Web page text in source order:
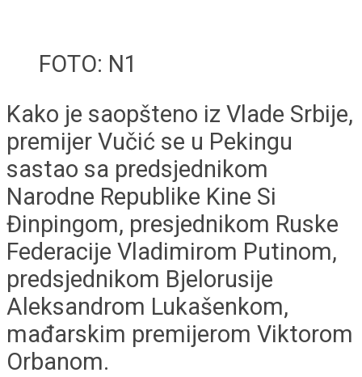
FOTO: N1
Kako je saopšteno iz Vlade Srbije,
premijer Vučić se u Pekingu
sastao sa predsjednikom
Narodne Republike Kine Si
Đinpingom, presjednikom Ruske
Federacije Vladimirom Putinom,
predsjednikom Bjelorusije
Aleksandrom Lukašenkom,
mađarskim premijerom Viktorom
Orbanom.